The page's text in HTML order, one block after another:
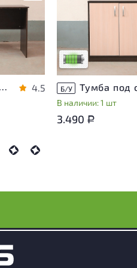
Стол эргономичный ЛДСП Венге 4.5
У товара
незначительные
эксплуатации, не
на удобство его
Низкая степень
Б/У
В наличии: 1 шт
3.490 Р